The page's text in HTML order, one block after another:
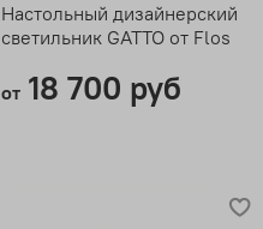
Настольный дизайнерский
светильник GATTO от Flos
от18 700 руб